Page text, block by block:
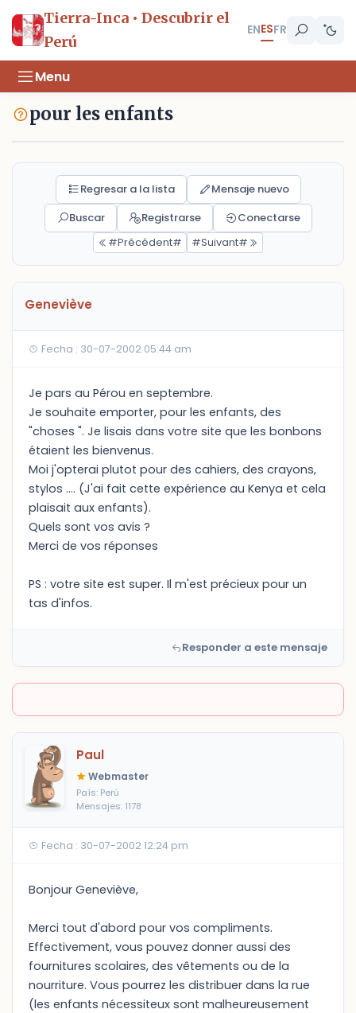
Tierra-Inca • Descubrir el
Perú
ENESFR
Menu
pour les enfants
Regresar a la lista
Mensaje nuevo
Buscar
Registrarse
Conectarse
#Précédent#
#Suivant#
Geneviève
Fecha : 30-07-2002 05:44 am
Je pars au Pérou en septembre.
Je souhaite emporter, pour les enfants, des
"choses ". Je lisais dans votre site que les bonbons
étaient les bienvenus.
Moi j'opterai plutot pour des cahiers, des crayons,
stylos .... (J'ai fait cette expérience au Kenya et cela
plaisait aux enfants).
Quels sont vos avis ?
Merci de vos réponses
PS : votre site est super. Il m'est précieux pour un
tas d'infos.
Responder a este mensaje
Paul
Webmaster
País: Perú
Mensajes: 1178
Fecha : 30-07-2002 12:24 pm
Bonjour Geneviève,
Merci tout d'abord pour vos compliments.
Effectivement, vous pouvez donner aussi des
fournitures scolaires, des vêtements ou de la
nourriture. Vous pourrez les distribuer dans la rue
(les enfants nécessiteux sont malheureusement